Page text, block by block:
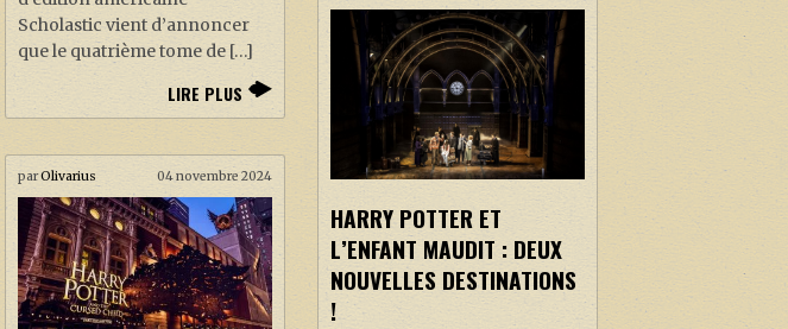
Scholastic vient d’annoncer
que le quatrième tome de […]
LIRE PLUS
HARRY POTTER ET
L’ENFANT MAUDIT : DEUX
NOUVELLES DESTINATIONS
!
parOlivarius 04 novembre 2024